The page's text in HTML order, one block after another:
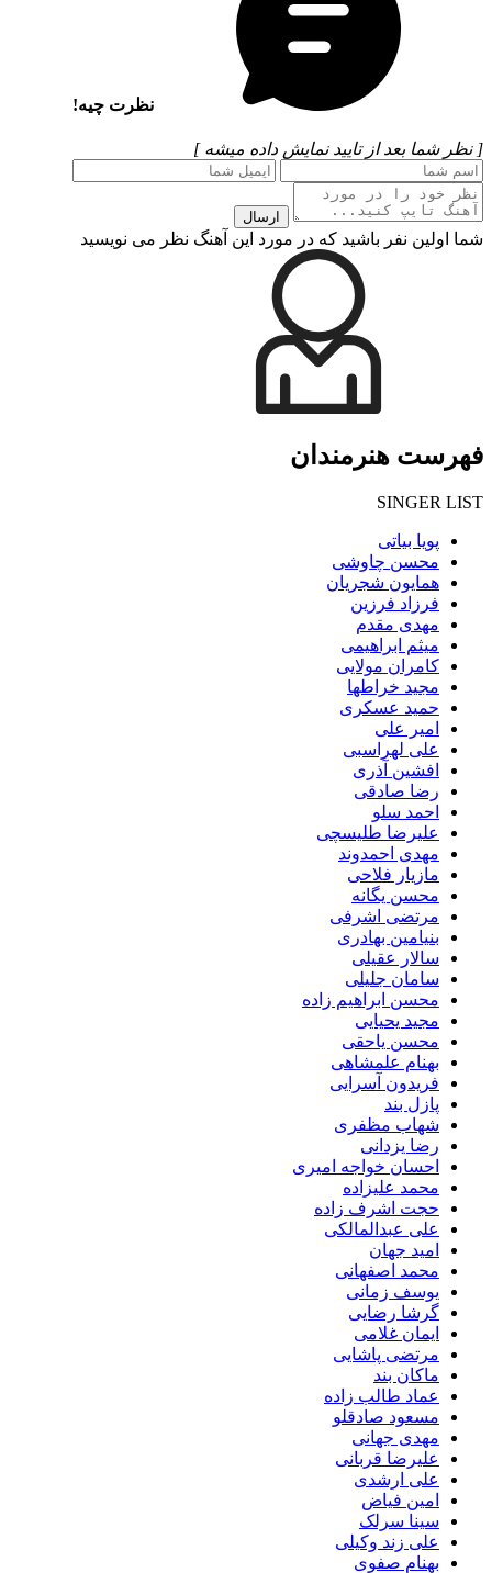
نظرت چیه!
[ نظر شما بعد از تایید نمایش داده میشه ]
ارسال
شما اولین نفر باشید که در مورد این آهنگ نظر می نویسید
فهرست هنرمندان
SINGER LIST
پویا بیاتی
محسن چاوشی
همایون شجریان
فرزاد فرزین
مهدی مقدم
میثم ابراهیمی
کامران مولایی
مجید خراطها
حمید عسکری
امیر علی
علی لهراسبی
افشین آذری
رضا صادقی
احمد سلو
علیرضا طلیسچی
مهدی احمدوند
مازیار فلاحی
محسن یگانه
مرتضی اشرفی
بنیامین بهادری
سالار عقیلی
سامان جلیلی
محسن ابراهیم زاده
مجید یحیایی
محسن یاحقی
بهنام علمشاهی
فریدون آسرایی
پازل بند
شهاب مظفری
رضا یزدانی
احسان خواجه امیری
محمد علیزاده
حجت اشرف زاده
علی عبدالمالکی
امید جهان
محمد اصفهانی
یوسف زمانی
گرشا رضایی
ایمان غلامی
مرتضی پاشایی
ماکان بند
عماد طالب زاده
مسعود صادقلو
مهدی جهانی
علیرضا قربانی
علی ارشدی
امین فیاض
سینا سرلک
علی زند وکیلی
بهنام صفوی